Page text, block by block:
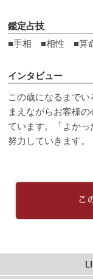
鑑定占技
■手相 ■相性 ■算
インタビュー
この歳になるまで
まえながらお客様
ています。「よか
努力していきます。